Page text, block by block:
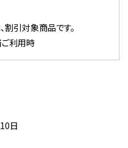
割引対象商品です。
利用時
日